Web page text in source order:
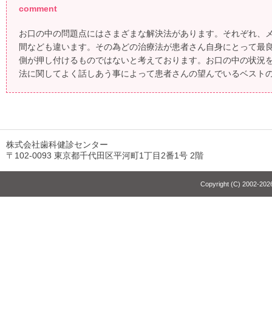
comment
お口の中の問題点にはさまざまな解決法があります。それぞれ、
間なども違います。その為どの治療法が患者さん自身にとって最
側が押し付けるものではないと考えております。お口の中の状況
法に関してよく話しあう事によって患者さんの望んでいるベスト
株式会社歯科健診センター
〒102-0093 東京都千代田区平河町1丁目2番1号 2階
Copyright (C) 2002-